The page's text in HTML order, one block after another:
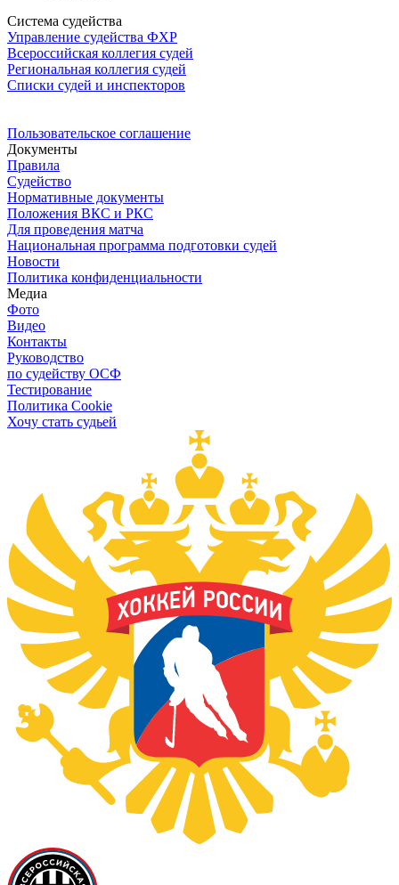
Система судейства
Управление судейства ФХР
Всероссийская коллегия судей
Региональная коллегия судей
Списки судей и инспекторов
Пользовательское соглашение
Документы
Правила
Судейство
Нормативные документы
Положения ВКС и РКС
Для проведения матча
Национальная программа подготовки судей
Новости
Политика конфиденциальности
Медиа
Фото
Видео
Контакты
Руководство
по судейству ОСФ
Тестирование
Политика Cookie
Хочу стать судьей